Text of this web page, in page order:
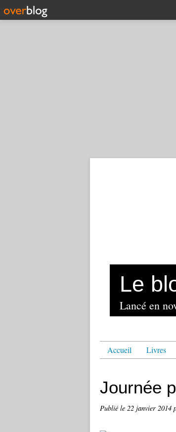
Le
Accueil Livres
Journée
Publié le 22 janvier 2014